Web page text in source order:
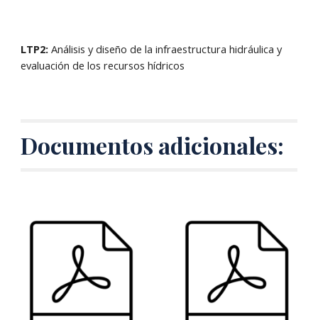
LTP2: Análisis y diseño de la infraestructura hidráulica y
evaluación de los recursos hídricos
Documentos adicionales: